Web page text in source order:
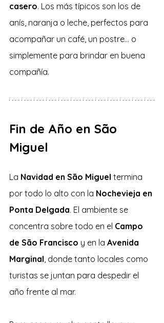
casero. Los más típicos son los de
anís, naranja o leche, perfectos para
acompañar un café, un postre… o
simplemente para brindar en buena
compañía.
Fin de Año en São
Miguel
La Navidad en São Miguel termina
por todo lo alto con la Nochevieja en
Ponta Delgada. El ambiente se
concentra sobre todo en el Campo
de São Francisco y en la Avenida
Marginal , donde tanto locales como
turistas se juntan para despedir el
año frente al mar.